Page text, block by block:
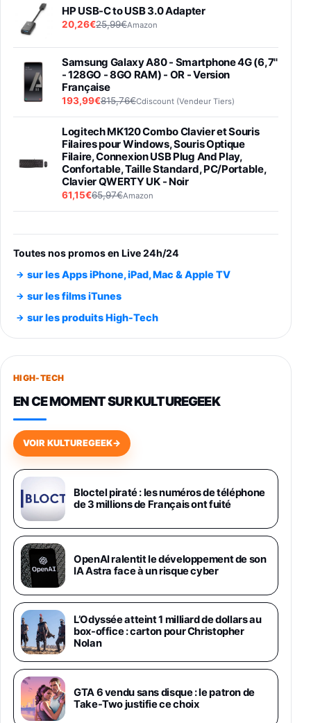
HP USB-C to USB 3.0 Adapter
20,26€25,99€Amazon
Samsung Galaxy A80 - Smartphone 4G (6,7''
- 128GO - 8GO RAM) - OR - Version
Française
193,99€815,76€Cdiscount (Vendeur Tiers)
Logitech MK120 Combo Clavier et Souris
Filaires pour Windows, Souris Optique
Filaire, Connexion USB Plug And Play,
Confortable, Taille Standard, PC/Portable,
Clavier QWERTY UK - Noir
61,15€65,97€Amazon
entraénement direct 3 vitesses (33-45-78
trs/min) avec pre-ampli intégré et port USB
Smartphone SAMSUNG Galaxy S26 Ultra
891,99€1199€Fnac (Vendeur Tiers)
Smartphone SAMSUNG Galaxy S26+ Violet
749,99€
648,63€834,71€
Samsung Galaxy Miracle Ultra, Smartphone
Android 5G avec Galaxy AI, 512 Go,
Chargeur Secteur Rapide 25W Inclus,
Smartphone déverrouillé, Noir, Version FR
1019€
Galaxy S26 Ultra 512 Go Bleu
1019€1399€Fnac (Vendeur Tiers)
Galaxy S26 Ultra 256 Go Violet
892€1199€Fnac (Vendeur Tiers)
Philips SHK2000BL - Casque Enfant - Bleu &
Répartiteur Audio 5 Casques, Blanc
24,94€ 29,96€Fnac (Vendeur Tiers)
Toutes nos promos en Live 24h/24
sur les Apps iPhone, iPad, Mac & Apple TV
sur les films iTunes
sur les produits High-Tech
HIGH-TECH
EN CE MOMENT SUR KULTUREGEEK
VOIR KULTUREGEEK→
Bloctel piraté : les numéros de téléphone
de 3 millions de Français ont fuité
OpenAI ralentit le développement de son
IA Astra face à un risque cyber
L’Odyssée atteint 1 milliard de dollars au
box-office : carton pour Christopher
Nolan
GTA 6 vendu sans disque : le patron de
Take-Two justifie ce choix